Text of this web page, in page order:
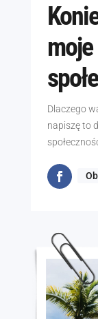
Dlaczego
napiszę to